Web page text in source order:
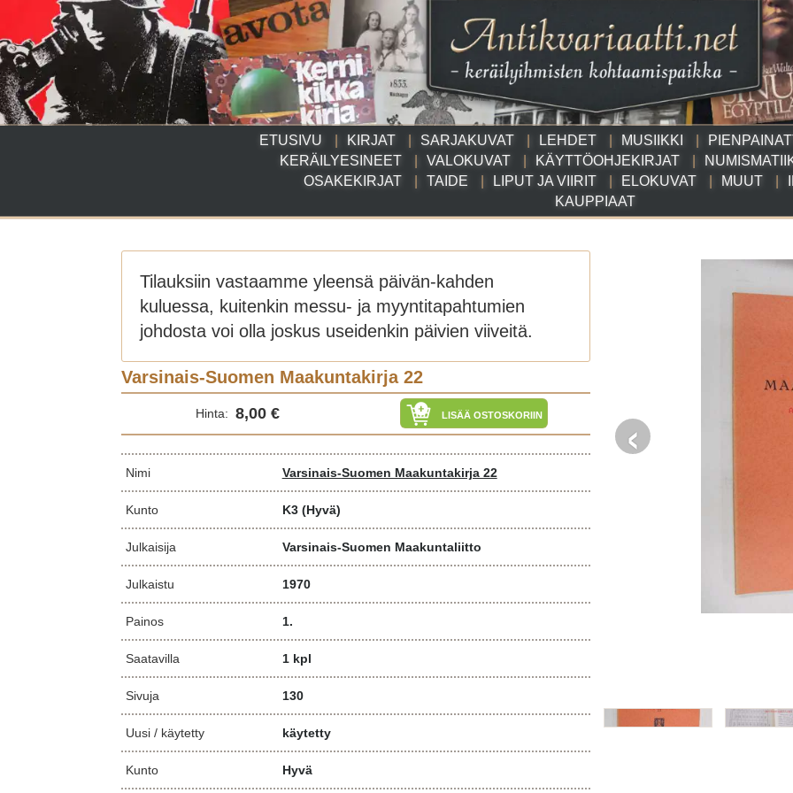
ETUSIVU KIRJAT SARJAKUVAT LEHDET MUSIIKKI
KERÄILYESINEET
VALOKUVAT KÄYTTÖOHJEKIRJAT
OSAKEKIRJAT
TAIDE LIPUT JA VIIRIT ELOKUVAT MUUT
KAUPPIAAT
Tilauksiin vastaamme yleensä päivän-kahden
kuluessa, kuitenkin messu- ja myyntitapahtumien
johdosta voi olla joskus useidenkin päivien viiveitä.
Varsinais-Suomen Maakuntakirja 22
‹
Hinta: 8,00 € LISÄÄ OSTOSKORIIN
Nimi Varsinais-Suomen Maakuntakirja 22
Kunto K3 (Hyvä)
Julkaisija Varsinais-Suomen Maakuntaliitto
Julkaistu 1970
Painos 1.
Saatavilla 1 kpl
Sivuja 130
Uusi / käytetty käytetty
Kunto Hyvä